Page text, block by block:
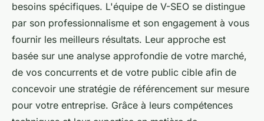
besoins spécifiques. L'équipe de V-SEO se distingue
par son professionnalisme et son engagement à vous
fournir les meilleurs résultats. Leur approche est
basée sur une analyse approfondie de votre marché,
de vos concurrents et de votre public cible afin de
concevoir une stratégie de référencement sur mesure
pour votre entreprise. Grâce à leurs compétences